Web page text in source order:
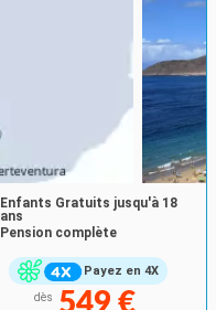
Payez en 4X
Enfants Gratuits jusqu'à 18
ans
Pension complète
dès 549 €